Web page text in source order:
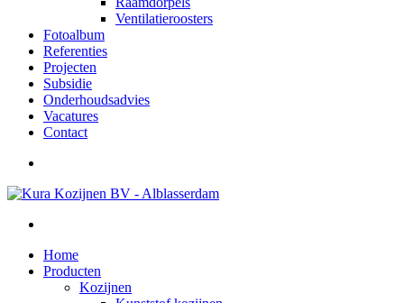
Ventilatieroosters
Fotoalbum
Referenties
Projecten
Subsidie
Onderhoudsadvies
Vacatures
Contact
Home
Producten
Kozijnen